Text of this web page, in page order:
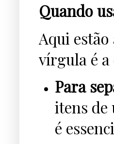
Quando
Aqui
vírgula é a
Para
itens de
é